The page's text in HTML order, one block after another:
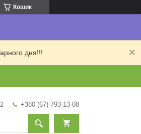
Кошик
дня!!!
+380 (67) 793-13-08